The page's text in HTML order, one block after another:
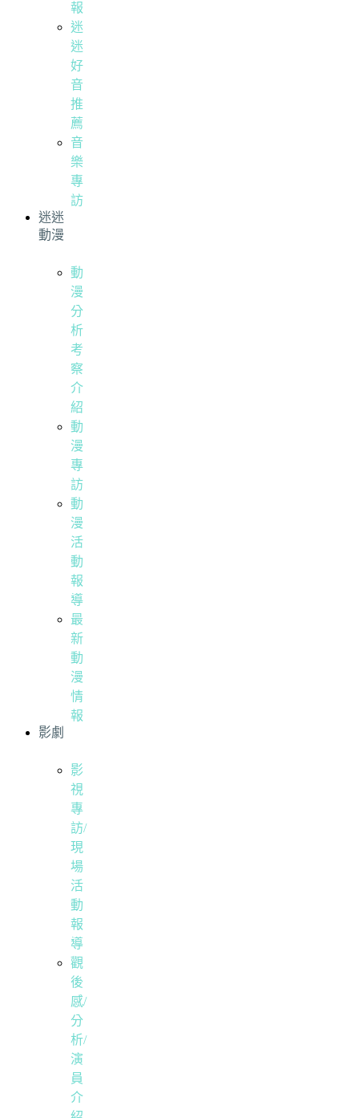
報
迷
迷
好
音
推
薦
音
樂
專
訪
迷迷
動漫
動
漫
分
析
考
察
介
紹
動
漫
專
訪
動
漫
活
動
報
導
最
新
動
漫
情
報
影劇
影
視
專
訪/
現
場
活
動
報
導
觀
後
感/
分
析/
演
員
介